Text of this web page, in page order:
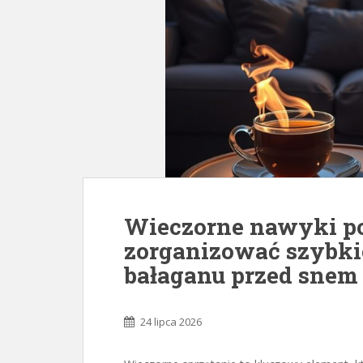
Wieczorne nawyki
zorganizować
bałaganu przed snem
24 lipca 2026